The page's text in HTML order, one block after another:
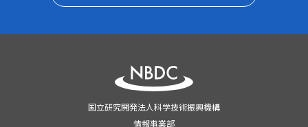
国立研究開発法人科学技術振興機構
情報事業部